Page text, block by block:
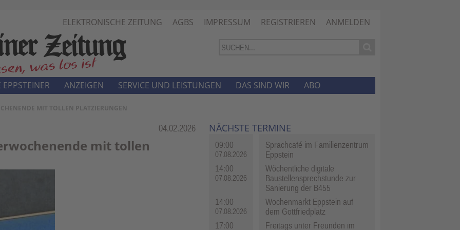
ELEKTRONISCHE ZEITUNG AGBS IMPRESSUM REGISTRIEREN ANMELDEN
MIT TOLLEN PLATZIERUNGEN
Rubrik:
04.02.2026
mit tollen
NÄCHSTE TERMINE
09:00
07.08.2026
Sprachcafé im Familienzentrum
Eppstein
14:00
07.08.2026
Wöchentliche digitale
Baustellensprechstunde zur
Sanierung der B455
14:00
07.08.2026
Wochenmarkt Eppstein auf
dem Gottfriedplatz
17:00
Freitags unter Freunden im
EPPSTEINER ANZEIGEN SERVICE UND LEISTUNGEN DAS SIND WIR ABO